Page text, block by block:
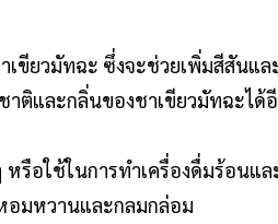
ขียวมัทฉะ ซึ่งจะช่วยเพิ่มสีสันแ
ติและกลิ่นของชาเขียวมัทฉะได้
รือใช้ในการทำเครื่องดื่มร้อนแล
อมหวานและกลมกล่อม